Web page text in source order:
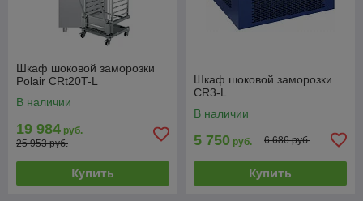
Шкаф шоковой заморозки
Polair CRt20T-L
В наличии
19 984 руб.
25 953 руб.
Купить
Шкаф шоковой заморозки
CR3-L
В наличии
5 750 руб. 6 686 руб.
Купить